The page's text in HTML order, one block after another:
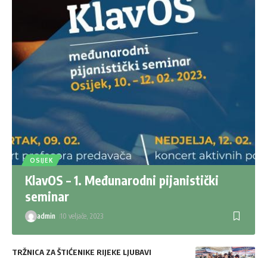
OSIJEK
KlavOS – 1. Međunarodni pijanistički
seminar
admin 10 veljače, 2023
TRŽNICA ZA ŠTIĆENIKE RIJEKE LJUBAVI